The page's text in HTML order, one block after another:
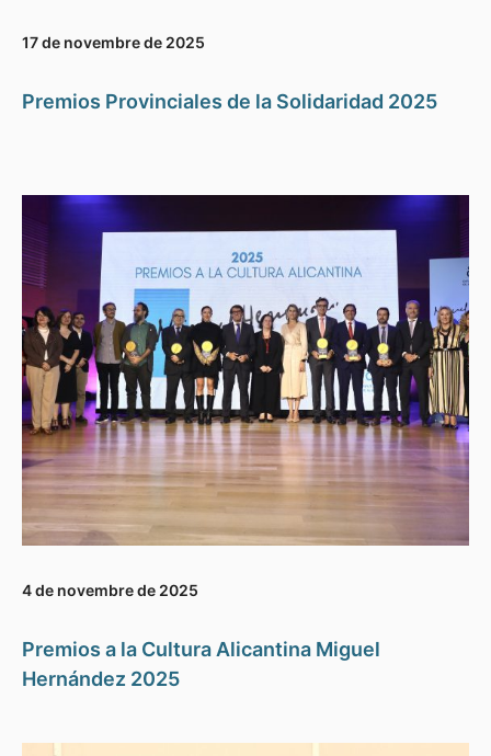
17 de novembre de 2025
Premios Provinciales de la Solidaridad 2025
4 de novembre de 2025
Premios a la Cultura Alicantina Miguel
Hernández 2025